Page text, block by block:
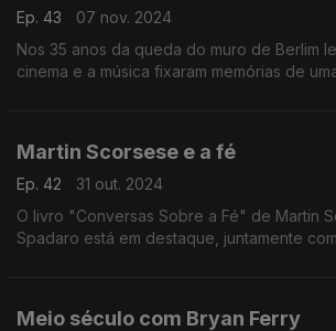
Ep. 43
07 nov. 2024
Nos 35 anos da queda do muro de Berlim
cinema e a música fixaram memórias de
Martin Scorsese e a fé
Ep. 42
31 out. 2024
O livro "Conversas Sobre a Fé" de Martin
Spadaro está em destaque, juntamente
Meio século com Bryan Ferry